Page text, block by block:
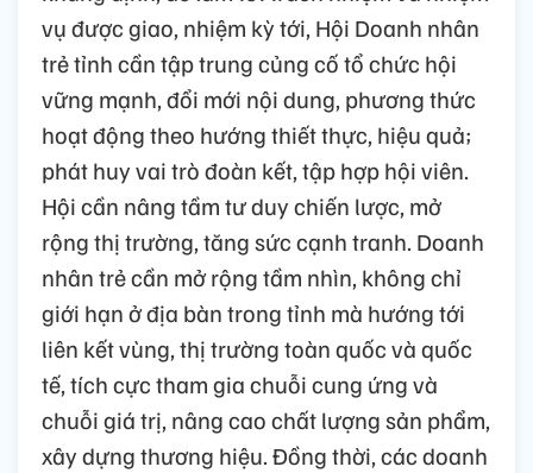
vụ được giao, nhiệm kỳ tới, Hội Doanh nhân
trẻ tỉnh cần tập trung củng cố tổ chức hội
vững mạnh, đổi mới nội dung, phương thức
hoạt động theo hướng thiết thực, hiệu quả;
phát huy vai trò đoàn kết, tập hợp hội viên.
Hội cần nâng tầm tư duy chiến lược, mở
rộng thị trường, tăng sức cạnh tranh. Doanh
nhân trẻ cần mở rộng tầm nhìn, không chỉ
giới hạn ở địa bàn trong tỉnh mà hướng tới
liên kết vùng, thị trường toàn quốc và quốc
tế, tích cực tham gia chuỗi cung ứng và
chuỗi giá trị, nâng cao chất lượng sản phẩm,
xây dựng thương hiệu. Đồng thời, các doanh